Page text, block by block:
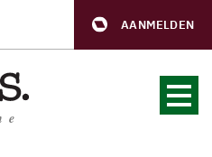
AANMELDEN